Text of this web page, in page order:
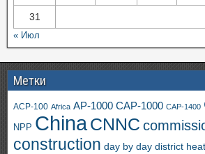
31
« Июл
Метки
ACP-100 Africa AP-1000 CAP-1000 CAP-1400
NPP ChinaCNNC
construction day by day district heat